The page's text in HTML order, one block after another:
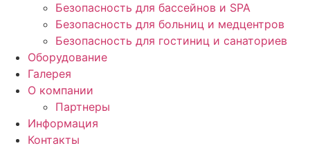
Безопасность для бассейнов и SPA
Безопасность для больниц и медцентров
Безопасность для гостиниц и санаториев
Оборудование
Галерея
О компании
Партнеры
Информация
Контакты